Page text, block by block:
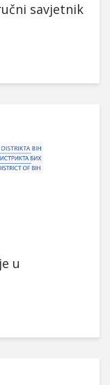
savjetnik
u